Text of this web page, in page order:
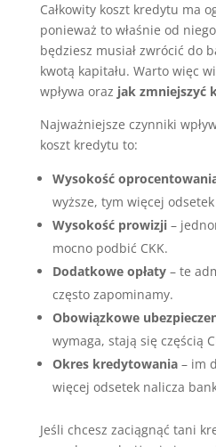
Całkowity koszt kredytu ma
ponieważ to właśnie od
będziesz musiał zwrócić do
kwotą kapitału. Warto więc
wpływa oraz jak zmniejszyć
Najważniejsze czynniki
koszt kredytu to:
Wysokość
wyższe, tym więcej odsetek
Wysokość prowizji–
mocno podbić CKK.
Dodatkowe opłaty– te
często zapominamy.
Obowiązkowe
wymaga, stają się częścią
Okres kredytowania– im
więcej odsetek nalicza
Jeśli chcesz zaciągnąć tani